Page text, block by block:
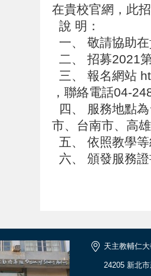
在貴校官網，此
說 明：
一、 敬請協助
二、 招募2021
三、 報名網站
，聯絡電話04-
四、 服務地點
市、台南市、高
五、 依照教學
六、 頒發服務
天主教輔仁
24205 新北